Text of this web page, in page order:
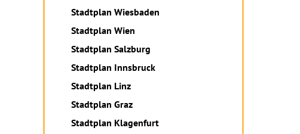
Stadtplan Wiesbaden
Stadtplan Wien
Stadtplan Salzburg
Stadtplan Innsbruck
Stadtplan Linz
Stadtplan Graz
Stadtplan Klagenfurt